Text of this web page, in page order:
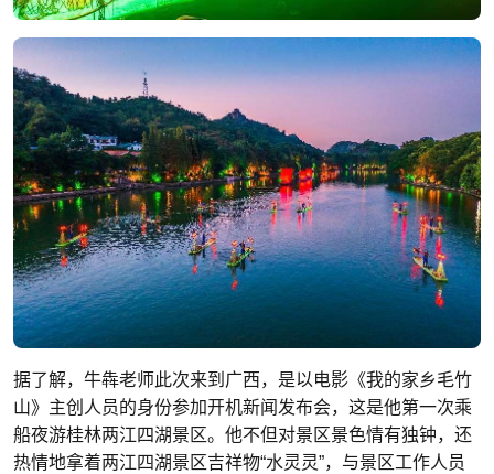
据了解，牛犇老师此次来到广西，是以电影《我的家乡毛竹
山》主创人员的身份参加开机新闻发布会，这是他第一次乘
船夜游桂林两江四湖景区。他不但对景区景色情有独钟，还
热情地拿着两江四湖景区吉祥物“水灵灵”，与景区工作人员